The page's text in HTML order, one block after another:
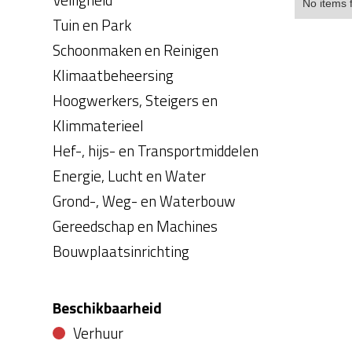
Tuin en Park
Schoonmaken en Reinigen
Klimaatbeheersing
Hoogwerkers, Steigers en
Klimmaterieel
Hef-, hijs- en Transportmiddelen
Energie, Lucht en Water
Grond-, Weg- en Waterbouw
Gereedschap en Machines
Bouwplaatsinrichting
Beschikbaarheid
Verhuur
No items